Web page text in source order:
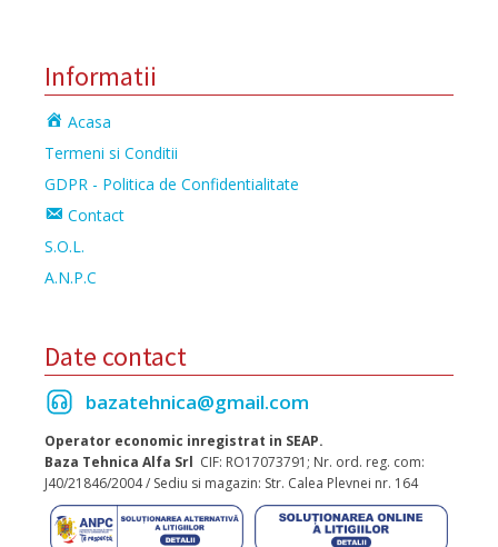
Informatii
Acasa
Termeni si Conditii
GDPR - Politica de Confidentialitate
Contact
S.O.L.
A.N.P.C
Date contact
bazatehnica@gmail.com
Operator economic inregistrat in SEAP.
Baza Tehnica Alfa Srl CIF: RO17073791; Nr. ord. reg. com:
J40/21846/2004 / Sediu si magazin: Str. Calea Plevnei nr. 164